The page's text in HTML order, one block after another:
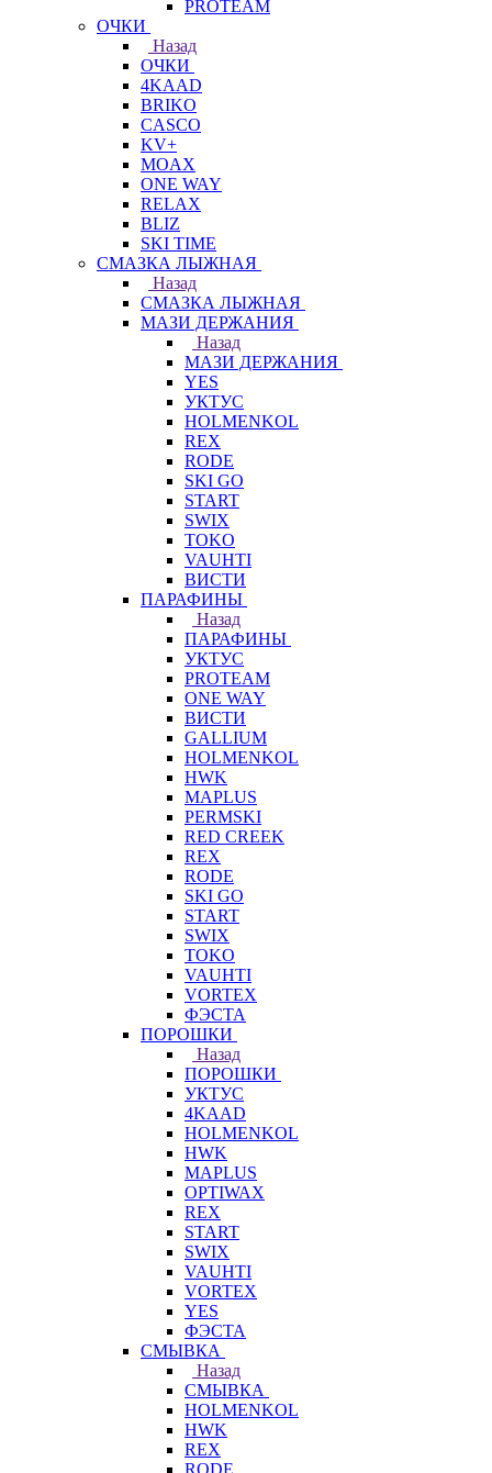
PROTEAM
ОЧКИ
Назад
ОЧКИ
4KAAD
BRIKO
CASCO
KV+
MOAX
ONE WAY
RELAX
BLIZ
SKI TIME
СМАЗКА ЛЫЖНАЯ
Назад
СМАЗКА ЛЫЖНАЯ
МАЗИ ДЕРЖАНИЯ
Назад
МАЗИ ДЕРЖАНИЯ
YES
УКТУС
HOLMENKOL
REX
RODE
SKI GO
START
SWIX
TOKO
VAUHTI
ВИСТИ
ПАРАФИНЫ
Назад
ПАРАФИНЫ
УКТУС
PROTEAM
ONE WAY
ВИСТИ
GALLIUM
HOLMENKOL
HWK
MAPLUS
PERMSKI
RED CREEK
REX
RODE
SKI GO
START
SWIX
TOKO
VAUHTI
VORTEX
ФЭСТА
ПОРОШКИ
Назад
ПОРОШКИ
УКТУС
4KAAD
HOLMENKOL
HWK
MAPLUS
OPTIWAX
REX
START
SWIX
VAUHTI
VORTEX
YES
ФЭСТА
СМЫВКА
Назад
СМЫВКА
HOLMENKOL
HWK
REX
RODE